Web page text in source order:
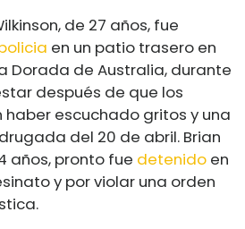
de 27 años, fue
en un patio trasero en
Dorada de Australia, durante
después de que los
escuchado gritos y una
del 20 de abril. Brian
años, pronto fue detenido en
y por violar una orden